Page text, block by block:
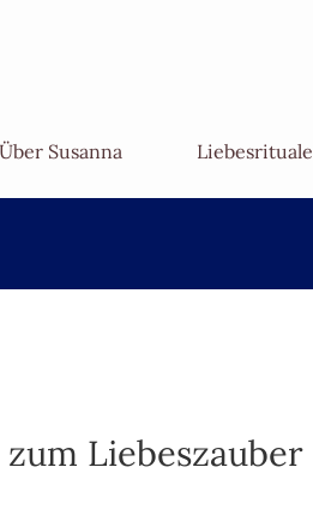
Über Susanna Liebesrituale
Liebeszauber